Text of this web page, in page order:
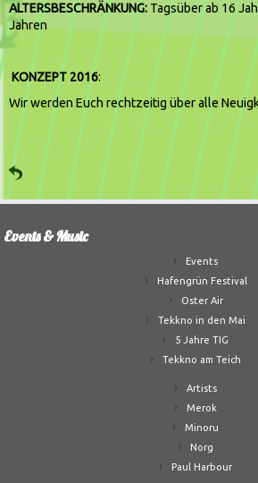
ALTERSBESCHRÄNKUNG: Tagsüber ab 16
Jahren
KONZEPT 2016:
Wir werden Euch rechtzeitig über alle
Events & Music
Events
Hafengrün Festival
Oster Air
Tekkno in den Mai
5 Jahre TIG
Tekkno am Teich
Artists
Merok
Minoru
Norg
Paul Harbour